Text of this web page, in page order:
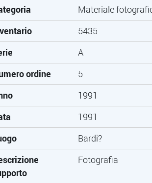
Materiale
5435
A
ordine
5
1991
1991
Bardi?
Fotografia